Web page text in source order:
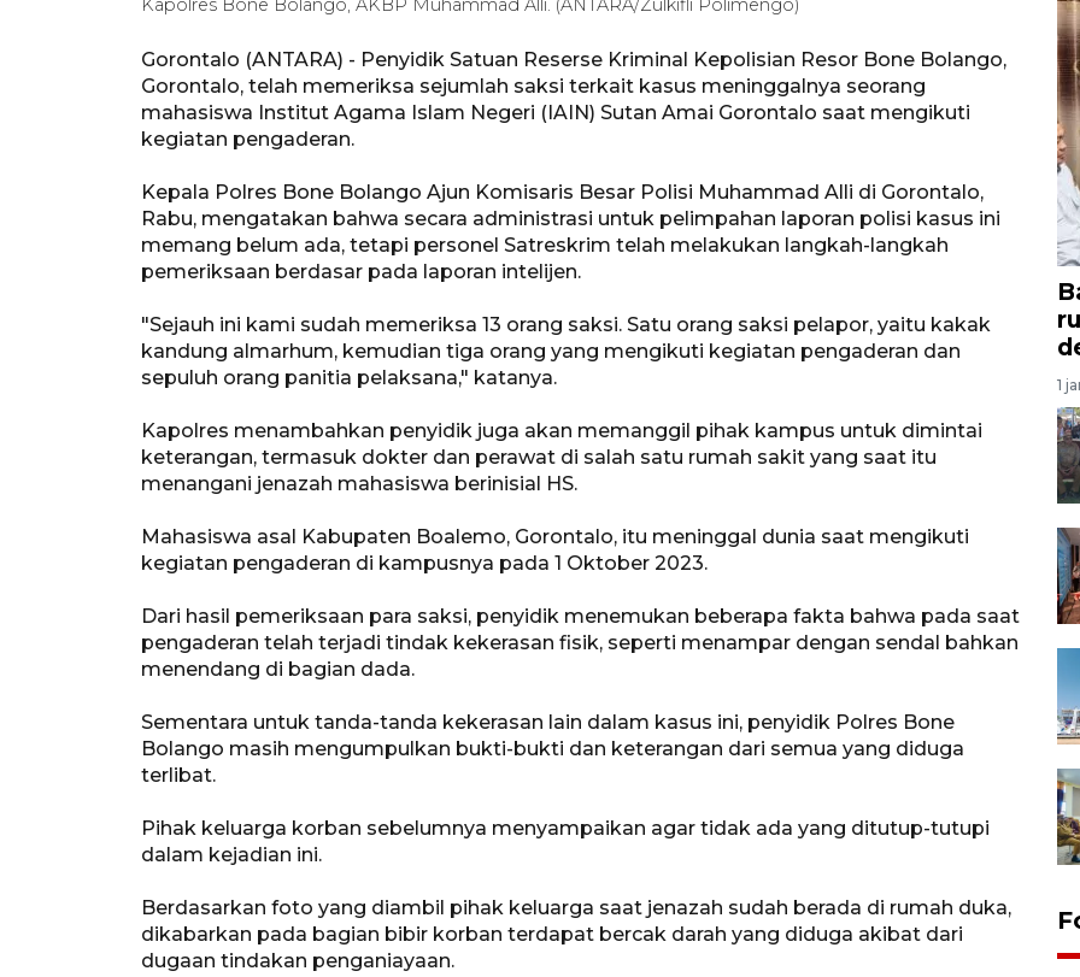
Kapolres Bone Bolango, AKBP Muhammad Alli. (ANTARA/Zulkifli Polimengo)
Gorontalo (ANTARA) - Penyidik Satuan Reserse Kriminal Kepolisian Resor Bone Bolango,
Gorontalo, telah memeriksa sejumlah saksi terkait kasus meninggalnya seorang
mahasiswa Institut Agama Islam Negeri (IAIN) Sutan Amai Gorontalo saat mengikuti
kegiatan pengaderan.
Kepala Polres Bone Bolango Ajun Komisaris Besar Polisi Muhammad Alli di Gorontalo,
Rabu, mengatakan bahwa secara administrasi untuk pelimpahan laporan polisi kasus ini
memang belum ada, tetapi personel Satreskrim telah melakukan langkah-langkah
pemeriksaan berdasar pada laporan intelijen.
"Sejauh ini kami sudah memeriksa 13 orang saksi. Satu orang saksi pelapor, yaitu kakak
kandung almarhum, kemudian tiga orang yang mengikuti kegiatan pengaderan dan
sepuluh orang panitia pelaksana," katanya.
Kapolres menambahkan penyidik juga akan memanggil pihak kampus untuk dimintai
keterangan, termasuk dokter dan perawat di salah satu rumah sakit yang saat itu
menangani jenazah mahasiswa berinisial HS.
Mahasiswa asal Kabupaten Boalemo, Gorontalo, itu meninggal dunia saat mengikuti
kegiatan pengaderan di kampusnya pada 1 Oktober 2023.
Dari hasil pemeriksaan para saksi, penyidik menemukan beberapa fakta bahwa pada saat
pengaderan telah terjadi tindak kekerasan fisik, seperti menampar dengan sendal bahkan
menendang di bagian dada.
Sementara untuk tanda-tanda kekerasan lain dalam kasus ini, penyidik Polres Bone
Bolango masih mengumpulkan bukti-bukti dan keterangan dari semua yang diduga
terlibat.
Pihak keluarga korban sebelumnya menyampaikan agar tidak ada yang ditutup-tutupi
dalam kejadian ini.
Berdasarkan foto yang diambil pihak keluarga saat jenazah sudah berada di rumah duka,
dikabarkan pada bagian bibir korban terdapat bercak darah yang diduga akibat dari
dugaan tindakan penganiayaan.
1